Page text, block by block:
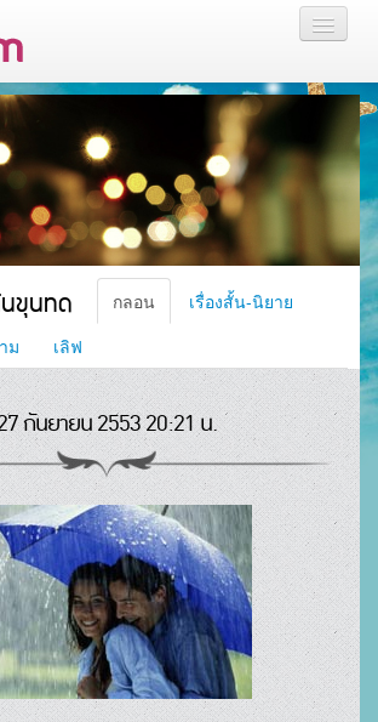
ขุนทด กลอน
เรื่องสั้น-นิยาย
ม เลิฟ
กันยายน 2553 20:21 น.